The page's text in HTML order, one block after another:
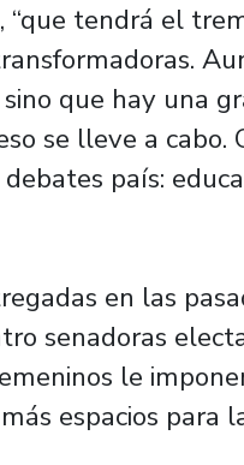
“que tendrá el
que hay una
se lleve a
país:
en las
senadoras
le
espacios para